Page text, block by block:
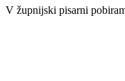
V župnijski pisarni